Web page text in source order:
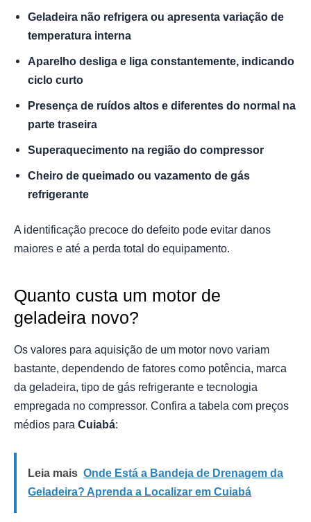
Geladeira não refrigera ou apresenta variação de
temperatura interna
Aparelho desliga e liga constantemente, indicando
ciclo curto
Presença de ruídos altos e diferentes do normal na
parte traseira
Superaquecimento na região do compressor
Cheiro de queimado ou vazamento de gás
refrigerante
A identificação precoce do defeito pode evitar danos
maiores e até a perda total do equipamento.
Quanto custa um motor de
geladeira novo?
Os valores para aquisição de um motor novo variam
bastante, dependendo de fatores como potência, marca
da geladeira, tipo de gás refrigerante e tecnologia
empregada no compressor. Confira a tabela com preços
médios para Cuiabá:
Leia mais Onde Está a Bandeja de Drenagem da
Geladeira? Aprenda a Localizar em Cuiabá